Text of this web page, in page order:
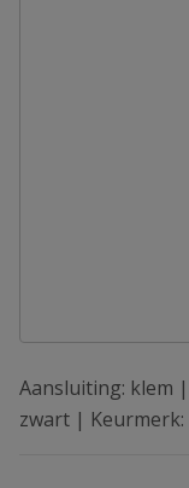
Aansluiting: klem
zwart | Keurmerk: